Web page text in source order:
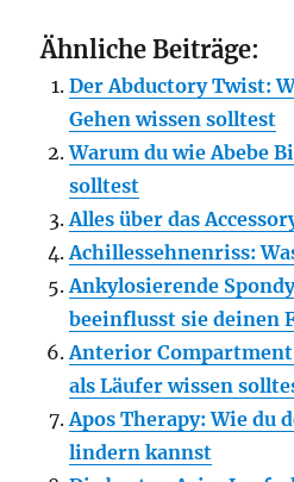
Ähnliche Beiträge:
Der Abductory Twist:
Gehen wissen solltest
Warum du wie Abebe
solltest
Alles über das
Achillessehnenriss:
Ankylosierende
beeinflusst sie deinen
Anterior Compartment
als Läufer wissen
Apos Therapy: Wie du
lindern kannst